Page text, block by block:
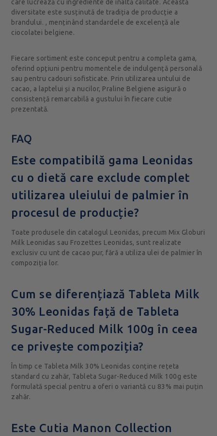
care lucrează cu ingrediente de înaltă calitate. Această
diversitate este susținută de tradiția de producție a
brandului. , menținând standardele de excelență ale
ciocolatei belgiene.
Fiecare sortiment este conceput pentru a completa gama,
oferind opțiuni pentru momentele de indulgență personală
sau pentru cadouri sofisticate. Prin utilizarea untului de
cacao, a laptelui și a nucilor, Praline Belgiene asigură o
consistență remarcabilă a gustului în fiecare cutie
prezentată.
FAQ
Este compatibilă gama Leonidas
cu o dietă care exclude complet
utilizarea uleiului de palmier în
procesul de producție?
Toate produsele din catalogul Leonidas, precum Mix Globuri
Milk Leonidas sau Frozettes Leonidas, sunt realizate
exclusiv cu unt de cacao pur, fără a utiliza ulei de palmier în
compoziția lor.
Cum se diferențiază Tableta Milk
30% Leonidas față de Tableta
Sugar-Reduced Milk 100g în ceea
ce privește compoziția?
În timp ce Tableta Milk 30% Leonidas conține rețeta
standard cu zahăr, Tableta Sugar-Reduced Milk 100g este
formulată special pentru a oferi o variantă cu 83% mai puțin
zahăr.
Este Cutia Manon Collection